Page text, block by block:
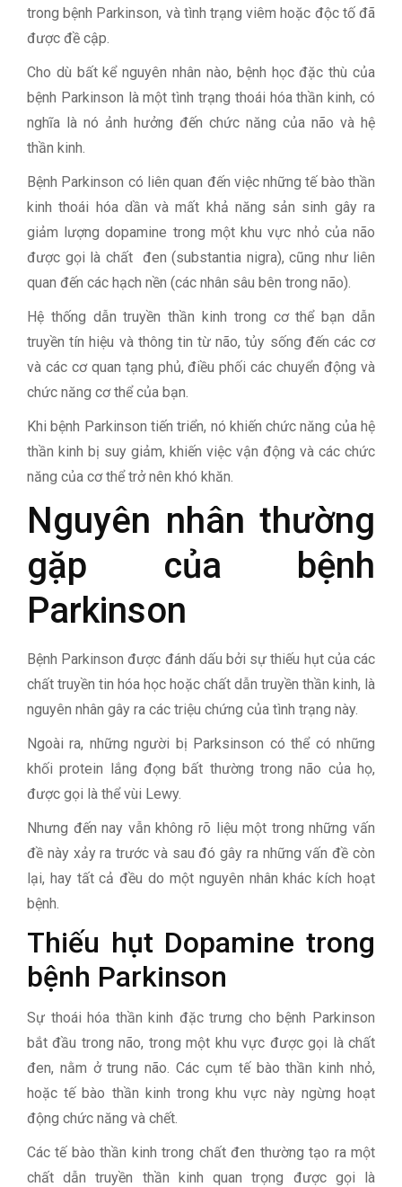
trong bệnh Parkinson, và tình trạng viêm hoặc độc tố đã
được đề cập.
Cho dù bất kể nguyên nhân nào, bệnh học đặc thù của
bệnh Parkinson là một tình trạng thoái hóa thần kinh, có
nghĩa là nó ảnh hưởng đến chức năng của não và hệ
thần kinh.
Bệnh Parkinson có liên quan đến việc những tế bào thần
kinh thoái hóa dần và mất khả năng sản sinh gây ra
giảm lượng dopamine trong một khu vực nhỏ của não
được gọi là chất đen (substantia nigra), cũng như liên
quan đến các hạch nền (các nhân sâu bên trong não).
Hệ thống dẫn truyền thần kinh trong cơ thể bạn dẫn
truyền tín hiệu và thông tin từ não, tủy sống đến các cơ
và các cơ quan tạng phủ, điều phối các chuyển động và
chức năng cơ thể của bạn.
Khi bệnh Parkinson tiến triển, nó khiến chức năng của hệ
thần kinh bị suy giảm, khiến việc vận động và các chức
năng của cơ thể trở nên khó khăn.
Nguyên nhân thường
gặp của bệnh
Parkinson
Bệnh Parkinson được đánh dấu bởi sự thiếu hụt của các
chất truyền tin hóa học hoặc chất dẫn truyền thần kinh, là
nguyên nhân gây ra các triệu chứng của tình trạng này.
Ngoài ra, những người bị Parksinson có thể có những
khối protein lắng đọng bất thường trong não của họ,
được gọi là thể vùi Lewy.
Nhưng đến nay vẫn không rõ liệu một trong những vấn
đề này xảy ra trước và sau đó gây ra những vấn đề còn
lại, hay tất cả đều do một nguyên nhân khác kích hoạt
bệnh.
Thiếu hụt Dopamine trong
bệnh Parkinson
Sự thoái hóa thần kinh đặc trưng cho bệnh Parkinson
bắt đầu trong não, trong một khu vực được gọi là chất
đen, nằm ở trung não. Các cụm tế bào thần kinh nhỏ,
hoặc tế bào thần kinh trong khu vực này ngừng hoạt
động chức năng và chết.
Các tế bào thần kinh trong chất đen thường tạo ra một
chất dẫn truyền thần kinh quan trọng được gọi là